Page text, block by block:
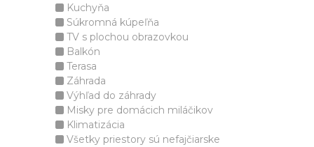
Kuchyňa
Súkromná kúpeľňa
TV s plochou obrazovkou
Balkón
Terasa
Záhrada
Výhľad do záhrady
Misky pre domácich miláčikov
Klimatizácia
Všetky priestory sú nefajčiarske